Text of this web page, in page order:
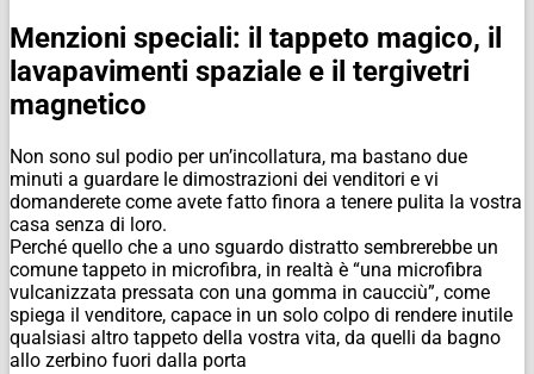
Menzioni speciali: il tappeto magico, il
lavapavimenti spaziale e il tergivetri
magnetico
Non sono sul podio per un’incollatura, ma bastano due
minuti a guardare le dimostrazioni dei venditori e vi
domanderete come avete fatto finora a tenere pulita la vostra
casa senza di loro.
Perché quello che a uno sguardo distratto sembrerebbe un
comune tappeto in microfibra, in realtà è “una microfibra
vulcanizzata pressata con una gomma in caucciù”, come
spiega il venditore, capace in un solo colpo di rendere inutile
qualsiasi altro tappeto della vostra vita, da quelli da bagno
allo zerbino fuori dalla porta